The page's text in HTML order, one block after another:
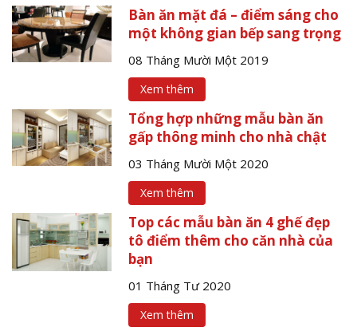
Bàn ăn mặt đá – điểm sáng cho
một không gian bếp sang trọng
08 Tháng Mười Một 2019
Xem thêm
Tổng hợp những mẫu bàn ăn
gấp thông minh cho nhà chật
03 Tháng Mười Một 2020
Xem thêm
Top các mẫu bàn ăn 4 ghế đẹp
tô điểm thêm cho căn nhà của
bạn
01 Tháng Tư 2020
Xem thêm